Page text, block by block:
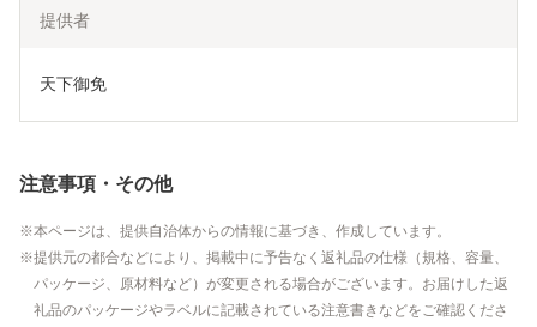
提供者
天下御免
注意事項・その他
本ページは、提供自治体からの情報に基づき、作成しています。
提供元の都合などにより、掲載中に予告なく返礼品の仕様（規格、容量、
パッケージ、原材料など）が変更される場合がございます。お届けした返
礼品のパッケージやラベルに記載されている注意書きなどをご確認くださ